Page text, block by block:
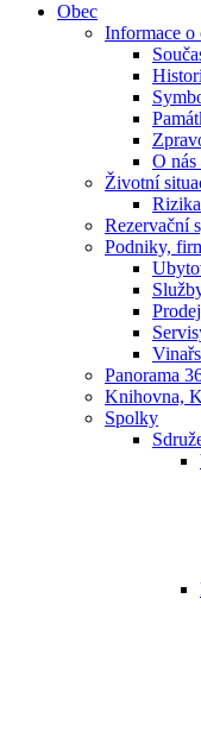
Obec
Informace o
O
Životní
Rezervační
Podniky,
Panorama
Knihovna,
Spolky